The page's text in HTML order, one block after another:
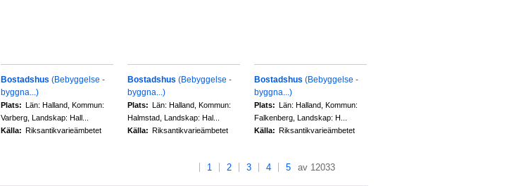
Bostadshus (Bebyggelse -
byggna...)
Plats: Län: Halland, Kommun:
Varberg, Landskap: Hall...
Källa: Riksantikvarieämbetet
Bostadshus (Bebyggelse -
byggna...)
Plats: Län: Halland, Kommun:
Halmstad, Landskap: Hal...
Källa: Riksantikvarieämbetet
Bostadshus (Bebyggelse -
byggna...)
Plats: Län: Halland, Kommun:
Falkenberg, Landskap: H...
Källa: Riksantikvarieämbetet
1 2 3 4 5 av 12033